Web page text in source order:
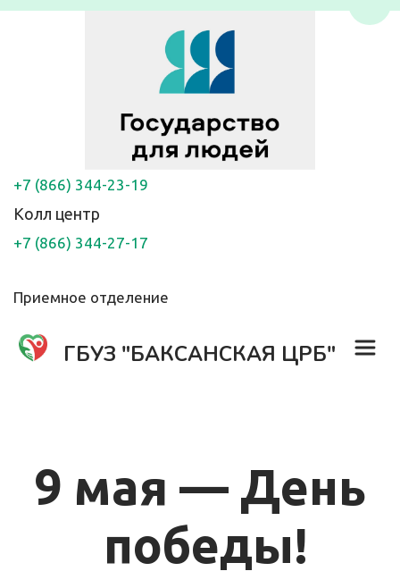
+7 (866) 344-23-19
Колл центр
+7 (866) 344-27-17
Приемное отделение
ГБУЗ "БАКСАНСКАЯ ЦРБ"
9 мая — День
победы!